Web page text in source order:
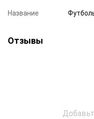
Название
Отзывы